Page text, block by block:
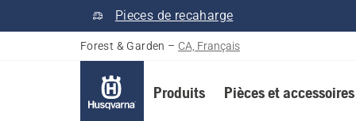
Pieces de recaharge
Forest & Garden – CA, Français
Produits Pièces et accessoires